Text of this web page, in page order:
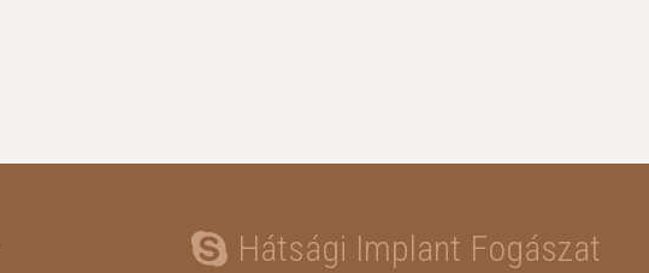
Hátsági Implant Fogászat